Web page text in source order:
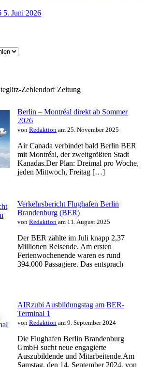
5. Juni 2026
Zehlendorf Zeitung
Berlin – Montréal direkt ab Sommer
2026
von Redaktion am 25. November 2025
Air Canada verbindet bald Berlin BER
mit Montréal, der zweitgrößten Stadt
Kanadas.Der Plan: Dreimal pro Woche,
jeden Mittwoch, Freitag […]
Verkehrsbericht Flughafen Berlin
Brandenburg (BER)
von Redaktion am 11. August 2025
Der BER zählte im Juli knapp 2,37
Millionen Reisende. Am ersten
Ferienwochenende waren es rund
394.000 Passagiere. Das entsprach
AIRzubi Ausbildungstag am BER-
Terminal 1
von Redaktion am 9. September 2024
Die Flughafen Berlin Brandenburg
GmbH sucht neue engagierte
Auszubildende und Mitarbeitende.Am
Samstag, den 14. September 2024, von